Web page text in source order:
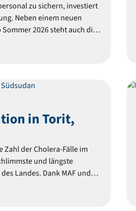
zu sichern, investiert
Neben einem neuen
2026 steht auch die
im Fokus –
in Torit,
Zahl der Cholera-Fälle im
und längste
Landes. Dank MAF und
in abgelegenen